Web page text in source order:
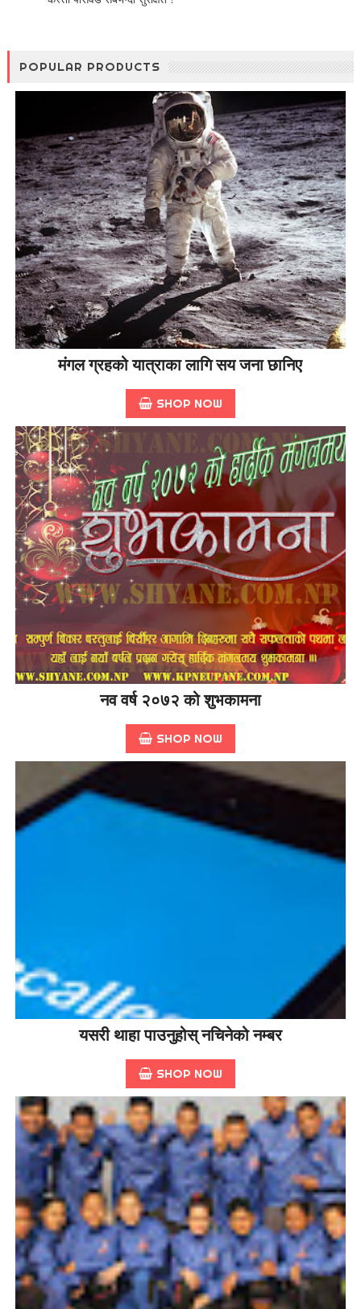
POPULAR PRODUCTS
मंगल ग्रहको यात्राका लागि सय जना छानिए
SHOP NOW
नव वर्ष २०७२ को शुभकामना
SHOP NOW
यसरी थाहा पाउनुहोस् नचिनेको नम्बर
SHOP NOW